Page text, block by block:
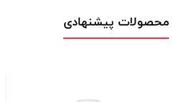
محصولات پیشنهادی